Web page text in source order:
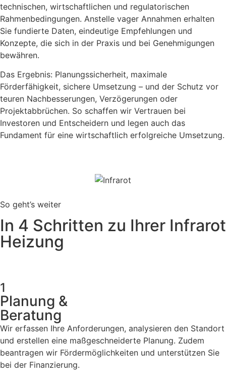
technischen, wirtschaftlichen und regulatorischen
Rahmenbedingungen. Anstelle vager Annahmen erhalten
Sie fundierte Daten, eindeutige Empfehlungen und
Konzepte, die sich in der Praxis und bei Genehmigungen
bewähren.
Das Ergebnis: Planungssicherheit, maximale
Förderfähigkeit, sichere Umsetzung – und der Schutz vor
teuren Nachbesserungen, Verzögerungen oder
Projektabbrüchen. So schaffen wir Vertrauen bei
Investoren und Entscheidern und legen auch das
Fundament für eine wirtschaftlich erfolgreiche Umsetzung.
So geht’s weiter
In 4 Schritten zu Ihrer Infrarot
Heizung
1
Planung &
Beratung
Wir erfassen Ihre Anforderungen, analysieren den Standort
und erstellen eine maßgeschneiderte Planung. Zudem
beantragen wir Fördermöglichkeiten und unterstützen Sie
bei der Finanzierung.